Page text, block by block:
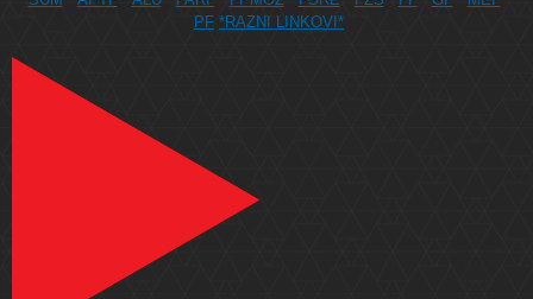
PF *RAZNI LINKOVI*